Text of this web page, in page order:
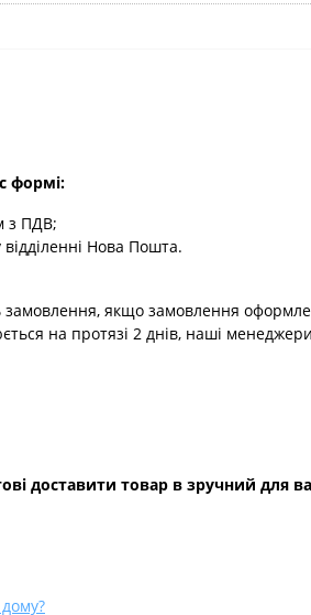
формі:
з ПДВ;
Нова Пошта.
замовлення, якщо замовлення
на протязі 2 днів, наші
доставити товар в зручний для